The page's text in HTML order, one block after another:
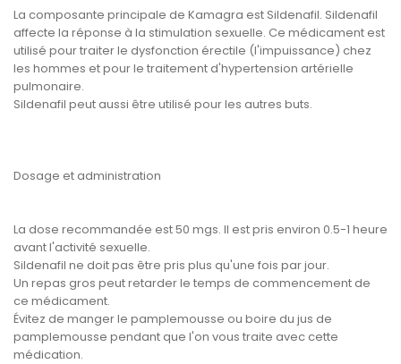
La composante principale de Kamagra est Sildenafil. Sildenafil
affecte la réponse à la stimulation sexuelle. Ce médicament est
utilisé pour traiter le dysfonction érectile (l'impuissance) chez
les hommes et pour le traitement d'hypertension artérielle
pulmonaire.
Sildenafil peut aussi être utilisé pour les autres buts.
Dosage et administration
La dose recommandée est 50 mgs. Il est pris environ 0.5-1 heure
avant l'activité sexuelle.
Sildenafil ne doit pas être pris plus qu'une fois par jour.
Un repas gros peut retarder le temps de commencement de
ce médicament.
Évitez de manger le pamplemousse ou boire du jus de
pamplemousse pendant que l'on vous traite avec cette
médication.